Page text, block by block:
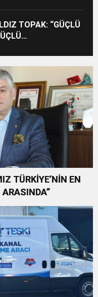
TOPAK: “GÜÇLÜ
TÜRKİYE’NİN EN